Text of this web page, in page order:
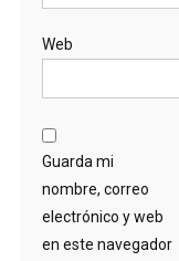
Web
Guarda mi
nombre, correo
electrónico y web
en este navegador